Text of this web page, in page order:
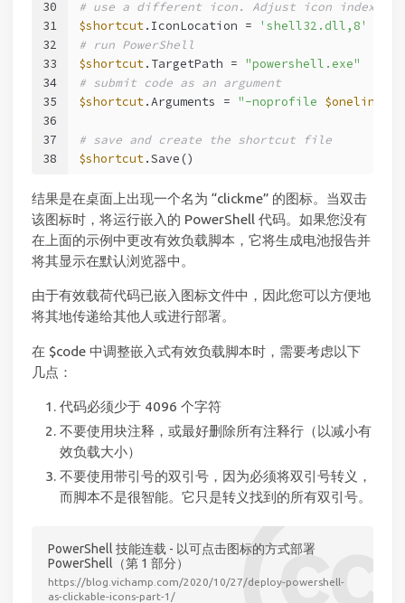
30
31
32
33
34
35
36
37
38
# use a different icon. Adjust icon index if
$shortcut.IconLocation =
'shell32.dll,8'
# run PowerShell
$shortcut.TargetPath = "powershell.exe"
# submit code as an argument
$shortcut.Arguments = "-noprofile $oneliner
# save and create the shortcut file
$shortcut.Save()
结果是在桌面上出现一个名为 “clickme” 的图标。当双击
该图标时，将运行嵌入的 PowerShell 代码。如果您没有
在上面的示例中更改有效负载脚本，它将生成电池报告并
将其显示在默认浏览器中。
由于有效载荷代码已嵌入图标文件中，因此您可以方便地
将其地传递给其他人或进行部署。
在 $code 中调整嵌入式有效负载脚本时，需要考虑以下
几点：
代码必须少于 4096 个字符
不要使用块注释，或最好删除所有注释行（以减小有
效负载大小）
不要使用带引号的双引号，因为必须将双引号转义，
而脚本不是很智能。它只是转义找到的所有双引号。
PowerShell 技能连载 - 以可点击图标的方式部署
PowerShell（第 1 部分）
https://blog.vichamp.com/2020/10/27/deploy-powershell-
as-clickable-icons-part-1/